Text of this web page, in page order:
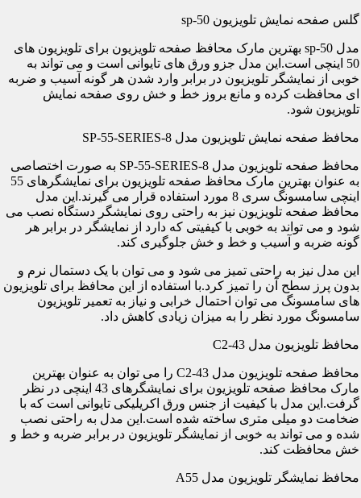
گلس صفحه نمایش تلویزیون sp-50
مدل sp-50 بهترین مارک محافظ صفحه تلویزیون برای تلویزیون های
50 اینچی است.این مدل جزو ورق های تایوانی است و می تواند به
خوبی از نمایشگر تلویزیون در برابر وارد شدن هر گونه آسیب و ضربه
ای محافظت کرده و مانع بروز خط و خش روی صفحه نمایش
تلویزیون شود.
محافظ صفحه نمایش تلویزیون مدل SP-55-SERIES-8
محافظ صفحه تلویزیون مدل SP-55-SERIES-8 به صورت اختصاصی
به عنوان بهترین مارک محافظ صفحه تلویزیون برای نمایشگرهای 55
اینچی سامسونگ سری 8 مورد استفاده قرار می گیرند.این مدل
محافظ صفحه تلویزیون نیز به راحتی روی نمایشگر دستگاه نصب می
شود و می تواند به خوبی با کیفیتی که دارد از نمایشگر در برابر هر
گونه ضربه و آسیب و خط و خش جلوگیری کند.
این مدل نیز به راحتی تمیز می شود و می توان با یک دستمال نرم و
بدون پرز سطح آن را تمیز کرد.با استفاده از این محافظ برای تلویزیون
های سامسونگ می توان احتمال خرابی و نیاز به تعمیر تلویزیون
سامسونگ مورد نظر را به میزان زیادی کاهش داد.
محافظ تلویزیون مدل C2-43
محافظ صفحه تلویزیون مدل C2-43 را می توان به عنوان بهترین
مارک محافظ صفحه تلویزیون برای نمایشگرهای 43 اینچی در نظر
گرفت.این مدل با کیفیت از جنس ورق اکریلیکی تایوانی است که با
ضخامت دو میلی متری ساخته شده است.این مدل به راحتی نصب
شده و می تواند به خوبی از نمایشگر تلویزیون در برابر ضربه و خط و
خش محافظت کند.
محافظ نمایشگر تلویزیون مدل A55